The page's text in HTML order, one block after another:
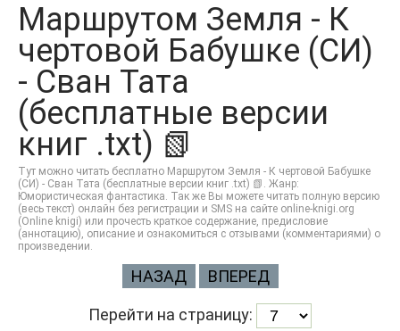
ЗАКЛАДКИ
Маршрутом Земля - К
чертовой Бабушке (СИ)
- Сван Тата
(бесплатные версии
книг .txt) 📗
Тут можно читать бесплатно Маршрутом Земля - К чертовой Бабушке
(СИ) - Сван Тата (бесплатные версии книг .txt) 📗. Жанр:
Юмористическая фантастика. Так же Вы можете читать полную версию
(весь текст) онлайн без регистрации и SMS на сайте online-knigi.org
(Online knigi) или прочесть краткое содержание, предисловие
(аннотацию), описание и ознакомиться с отзывами (комментариями) о
произведении.
НАЗАД ВПЕРЕД
Перейти на страницу: